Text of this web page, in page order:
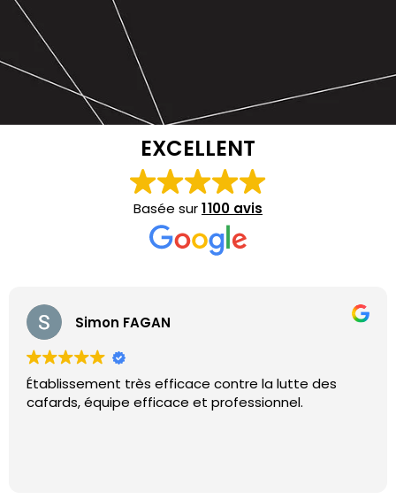
EXCELLENT
Basée sur1 100 avis
Simon FAGAN
Établissement très efficace contre la lutte des
cafards, équipe efficace et professionnel.